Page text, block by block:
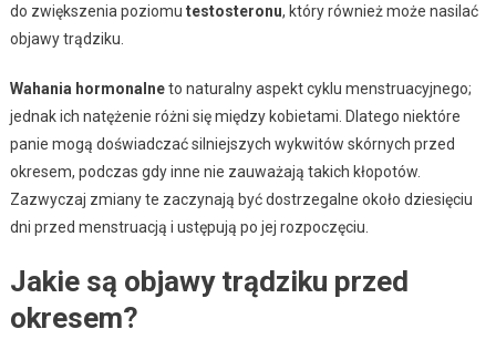
do zwiększenia poziomu testosteronu, który również może nasilać
objawy trądziku.
Wahania hormonalneto naturalny aspekt cyklu menstruacyjnego;
jednak ich natężenie różni się między kobietami. Dlatego niektóre
panie mogą doświadczać silniejszych wykwitów skórnych przed
okresem, podczas gdy inne nie zauważają takich kłopotów.
Zazwyczaj zmiany te zaczynają być dostrzegalne około dziesięciu
dni przed menstruacją i ustępują po jej rozpoczęciu.
Jakie są objawy trądziku przed
okresem?